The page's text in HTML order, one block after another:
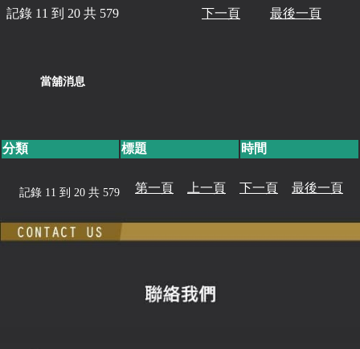
記錄 11 到 20 共 579 下一頁 最後一頁
當舖消息
分類 標題 時間
記錄 11 到 20 共 579 第一頁 上一頁 下一頁 最後一頁